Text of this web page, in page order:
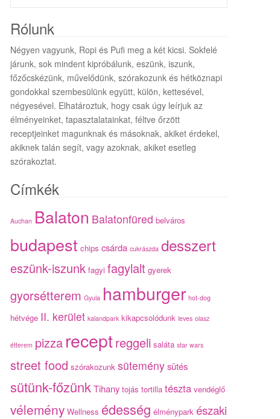
Rólunk
Négyen vagyunk, Ropi és Pufi meg a két kicsi. Sokfelé
járunk, sok mindent kipróbálunk, eszünk, iszunk,
főzőcskézünk, művelődünk, szórakozunk és hétköznapi
gondokkal szembesülünk együtt, külön, kettesével,
négyesével. Elhatároztuk, hogy csak úgy leírjuk az
élményeinket, tapasztalatainkat, féltve őrzött
receptjeinket magunknak és másoknak, akiket érdekel,
akiknek talán segít, vagy azoknak, akiket esetleg
szórakoztat.
Címkék
Auchan Balaton Balatonfüred belváros
budapest chips csárda cukrászda desszert
eszünk-iszunk fagyi fagylalt gyerek
gyorsétterem Gyula hamburger hot-dog
hétvége II. kerület kalandpark kikapcsolódunk leves olasz
étterem pizza receptreggeli saláta star wars
street food szórakozunk süteménysütés
sütünk-főzünk Tihany tojás tortilla tészta vendéglő
vélemény Wellness édesség élménypark északi